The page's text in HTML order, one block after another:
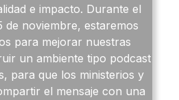
e impacto. Durante el
de noviembre, estaremos
para mejorar nuestras
un ambiente tipo podcast
para que los ministerios y
el mensaje con una